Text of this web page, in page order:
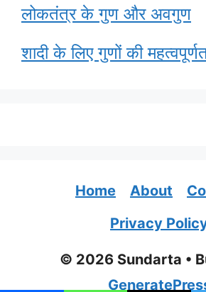
लोकतंत्र के गुण और अवगुण
शादी के लिए गुणों की
Home About
Privacy
© 2026 Sundarta •